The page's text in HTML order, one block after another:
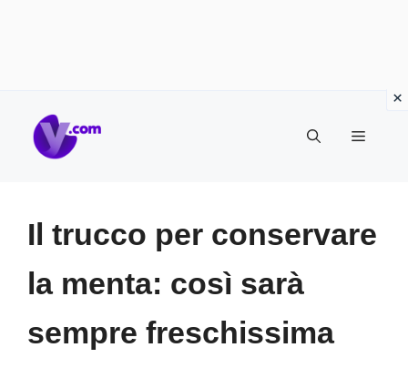
Menu
Il trucco per conservare
la menta: così sarà
sempre freschissima